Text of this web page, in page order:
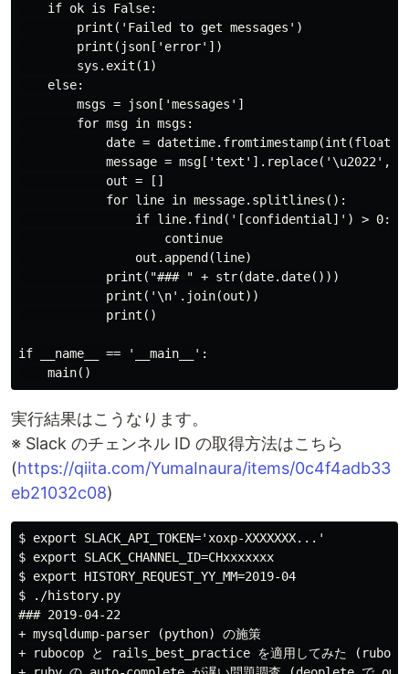
    if ok is False:
        print('Failed to get messages')
        print(json['error'])
        sys.exit(1)
    else:
        msgs = json['messages']
        for msg in msgs:
date =
message = msg['text'].replace('\u2022',
            out = []
            for line in message.splitlines():
                if line.find('[confidential]') > 0:
                    continue
                out.append(line)
            print("### " + str(date.date()))
            print('\n'.join(out))
            print()
if __name__ == '__main__':
実行結果はこうなります。
※ Slack のチェンネル ID の取得方法はこちら
(https://qiita.com/YumaInaura/items/0c4f4adb33
eb21032c08)
$ export SLACK_API_TOKEN='xoxp-XXXXXXX...'
$ export SLACK_CHANNEL_ID=CHxxxxxxx
$ export HISTORY_REQUEST_YY_MM=2019-04
$ ./history.py
### 2019-04-22
+ mysqldump-parser (python) の施策
+ rubocop と rails_best_practice を適用してみた (rubocop